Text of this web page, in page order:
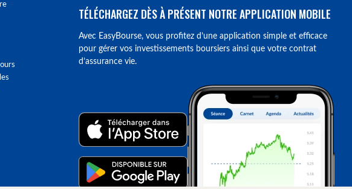
TÉLÉCHARGEZ DÈS À PRÉSENT NOTRE APPLICATION MOBILE
Avec EasyBourse, vous profitez d’une application simple et efficace
pour gérer vos investissements boursiers ainsi que votre contrat
d’assurance vie.
les réglementations. Personnalisez vos préférences pour contrôler la manière dont